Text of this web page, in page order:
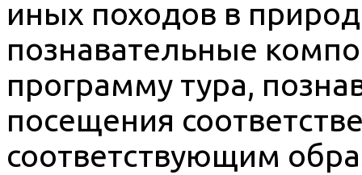
иных походов в
познавательные
программу тура,
посещения
соответствующим